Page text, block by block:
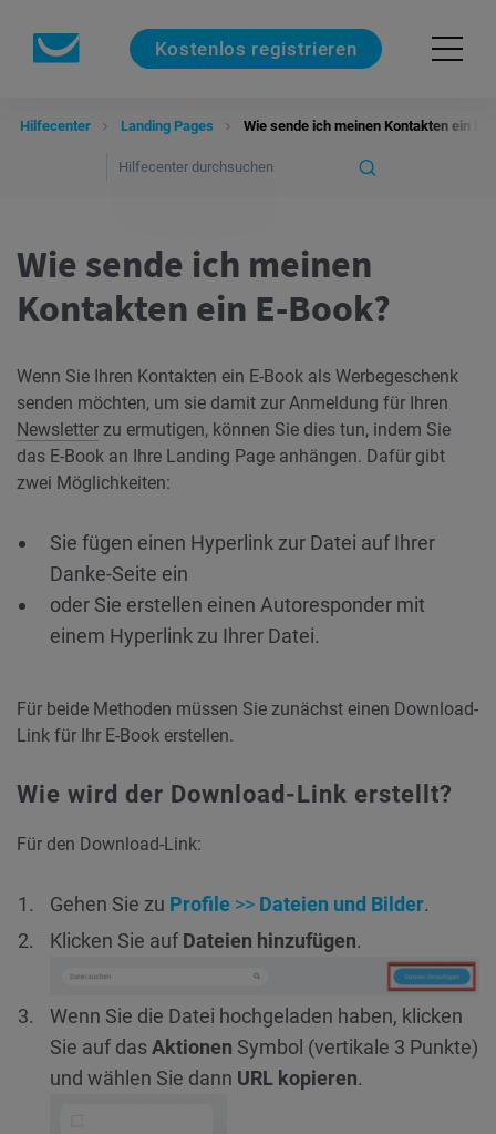
Kostenlos registrieren
Hilfecenter Landing Pages Wie sende ich meinen Kontakten ein E-
Wie sende ich meinen
Kontakten ein E-Book?
Wenn Sie Ihren Kontakten ein E-Book als Werbegeschenk
senden möchten, um sie damit zur Anmeldung für Ihren
Newsletter zu ermutigen, können Sie dies tun, indem Sie
das E-Book an Ihre Landing Page anhängen. Dafür gibt
zwei Möglichkeiten:
Sie fügen einen Hyperlink zur Datei auf Ihrer
Danke-Seite ein
oder Sie erstellen einen Autoresponder mit
einem Hyperlink zu Ihrer Datei.
Für beide Methoden müssen Sie zunächst einen Download-
Link für Ihr E-Book erstellen.
Wie wird der Download-Link erstellt?
Für den Download-Link:
Gehen Sie zu Profile >> Dateien und Bilder.
Klicken Sie auf Dateien hinzufügen.
Wenn Sie die Datei hochgeladen haben, klicken
Sie auf dasAktionen Symbol (vertikale 3 Punkte)
und wählen Sie dann URL kopieren.